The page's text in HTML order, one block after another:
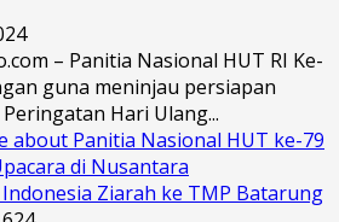
– Panitia Nasional HUT RI Ke-
guna meninjau persiapan
Hari Ulang...
about Panitia Nasional HUT ke-79
di Nusantara
Ziarah ke TMP Batarung